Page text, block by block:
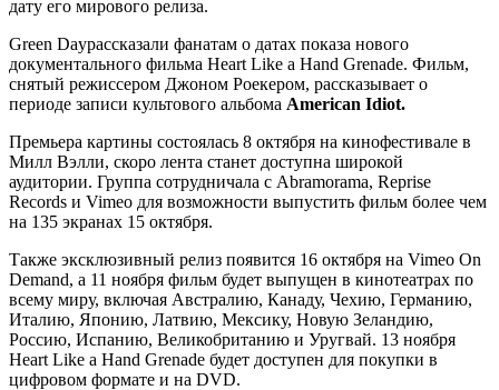
дату его мирового релиза.
Green Dayрассказали фанатам о датах показа нового
документального фильма Heart Like a Hand Grenade. Фильм,
снятый режиссером Джоном Роекером, рассказывает о
периоде записи культового альбома American Idiot.
Премьера картины состоялась 8 октября на кинофестивале в
Милл Вэлли, скоро лента станет доступна широкой
аудитории. Группа сотрудничала с Abramorama, Reprise
Records и Vimeo для возможности выпустить фильм более чем
на 135 экранах 15 октября.
Также эксклюзивный релиз появится 16 октября на Vimeo On
Demand, а 11 ноября фильм будет выпущен в кинотеатрах по
всему миру, включая Австралию, Канаду, Чехию, Германию,
Италию, Японию, Латвию, Мексику, Новую Зеландию,
Россию, Испанию, Великобританию и Уругвай. 13 ноября
Heart Like a Hand Grenade будет доступен для покупки в
цифровом формате и на DVD.